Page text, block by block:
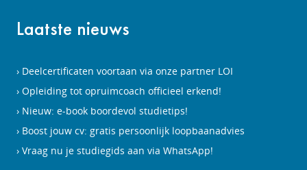
Laatste nieuws
Deelcertificaten voortaan via onze partner LOI
Opleiding tot opruimcoach officieel erkend!
Nieuw: e-book boordevol studietips!
Boost jouw cv: gratis persoonlijk loopbaanadvies
Vraag nu je studiegids aan via WhatsApp!